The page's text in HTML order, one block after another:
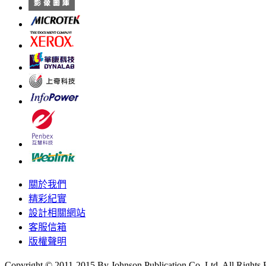
關於我們
精彩紀實
設計相關網站
客服信箱
版權聲明